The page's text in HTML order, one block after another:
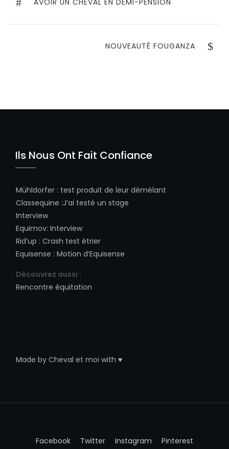
de
NEXT
NOUVEAUTÉ FOUGANZA
Ils Nous Ont Fait Confiance
Mühldorfer : test produit de leur démélant
Classequine :J’ai testé un stage
Interview
Equimov: Interview
Rid’up : Crash test étrier
Equisense : Motion d’Equisense
Découvrez aussi :
Rencontre équitation
Made by Cheval et moi with ♥
Facebook Twitter Instagram Pinterest